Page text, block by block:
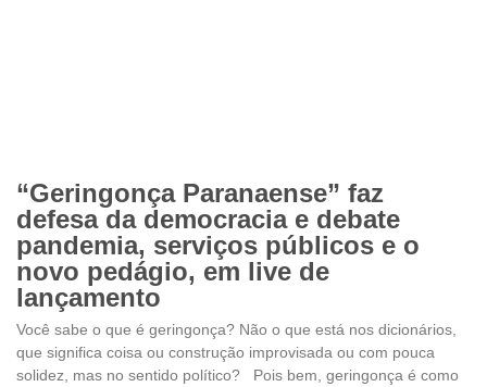
“Geringonça Paranaense” faz
defesa da democracia e debate
pandemia, serviços públicos e o
novo pedágio, em live de
lançamento
Você sabe o que é geringonça? Não o que está nos dicionários,
que significa coisa ou construção improvisada ou com pouca
solidez, mas no sentido político? Pois bem, geringonça é como